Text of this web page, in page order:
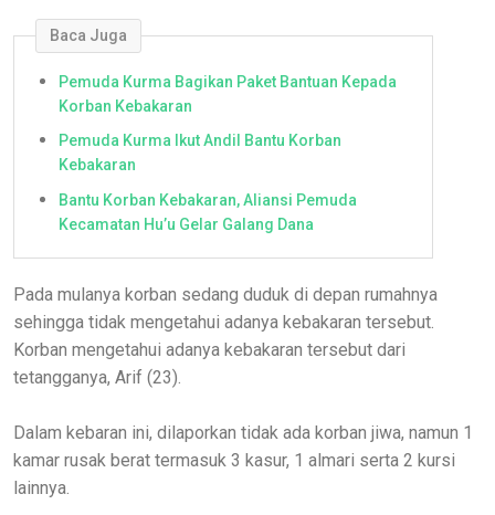
Baca Juga
Pemuda Kurma Bagikan Paket Bantuan Kepada
Korban Kebakaran
Pemuda Kurma Ikut Andil Bantu Korban
Kebakaran
Bantu Korban Kebakaran, Aliansi Pemuda
Kecamatan Hu’u Gelar Galang Dana
Pada mulanya korban sedang duduk di depan rumahnya
sehingga tidak mengetahui adanya kebakaran tersebut.
Korban mengetahui adanya kebakaran tersebut dari
tetangganya, Arif (23).
Dalam kebaran ini, dilaporkan tidak ada korban jiwa, namun 1
kamar rusak berat termasuk 3 kasur, 1 almari serta 2 kursi
lainnya.